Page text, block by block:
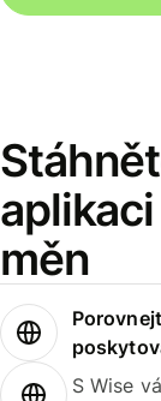
měn
S Wise